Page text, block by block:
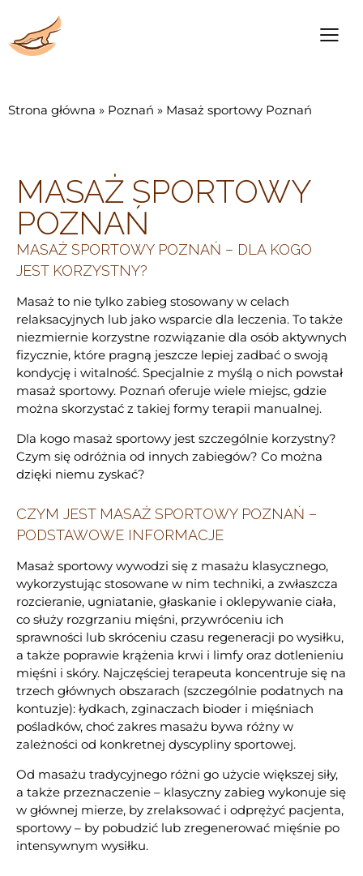
Strona główna » Poznań » Masaż sportowy Poznań
MASAŻ SPORTOWY
POZNAŃ
MASAŻ SPORTOWY POZNAŃ – DLA KOGO
JEST KORZYSTNY?
Masaż to nie tylko zabieg stosowany w celach
relaksacyjnych lub jako wsparcie dla leczenia. To także
niezmiernie korzystne rozwiązanie dla osób aktywnych
fizycznie, które pragną jeszcze lepiej zadbać o swoją
kondycję i witalność. Specjalnie z myślą o nich powstał
masaż sportowy. Poznań oferuje wiele miejsc, gdzie
można skorzystać z takiej formy terapii manualnej.
Dla kogo masaż sportowy jest szczególnie korzystny?
Czym się odróżnia od innych zabiegów? Co można
dzięki niemu zyskać?
CZYM JEST MASAŻ SPORTOWY POZNAŃ –
PODSTAWOWE INFORMACJE
Masaż sportowy wywodzi się z masażu klasycznego,
wykorzystując stosowane w nim techniki, a zwłaszcza
rozcieranie, ugniatanie, głaskanie i oklepywanie ciała,
co służy rozgrzaniu mięśni, przywróceniu ich
sprawności lub skróceniu czasu regeneracji po wysiłku,
a także poprawie krążenia krwi i limfy oraz dotlenieniu
mięśni i skóry. Najczęściej terapeuta koncentruje się na
trzech głównych obszarach (szczególnie podatnych na
kontuzje): łydkach, zginaczach bioder i mięśniach
pośladków, choć zakres masażu bywa różny w
zależności od konkretnej dyscypliny sportowej.
Od masażu tradycyjnego różni go użycie większej siły,
a także przeznaczenie – klasyczny zabieg wykonuje się
w głównej mierze, by zrelaksować i odprężyć pacjenta,
sportowy – by pobudzić lub zregenerować mięśnie po
intensywnym wysiłku.